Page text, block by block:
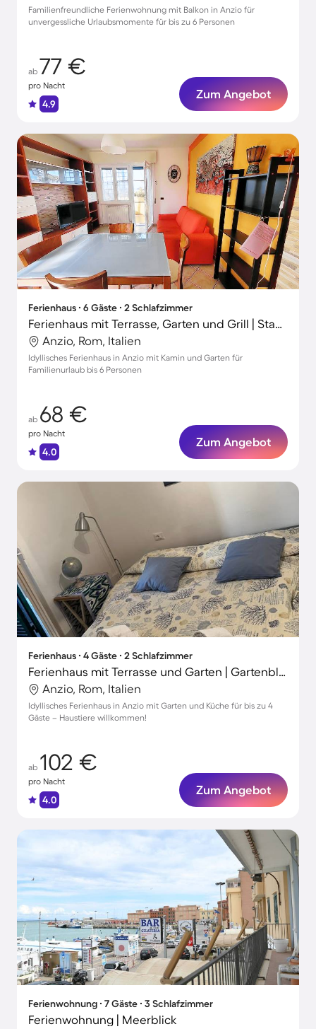
Familienfreundliche Ferienwohnung mit Balkon in Anzio für
unvergessliche Urlaubsmomente für bis zu 6 Personen
ab 77 €
pro Nacht
4.9
Zum Angebot
Ferienhaus ∙ 6 Gäste ∙ 2 Schlafzimmer
Ferienhaus mit Terrasse, Garten und Grill | Stadtblick
Anzio, Rom, Italien
Idyllisches Ferienhaus in Anzio mit Kamin und Garten für
Familienurlaub bis 6 Personen
ab 68 €
pro Nacht
4.0
Zum Angebot
Ferienhaus ∙ 4 Gäste ∙ 2 Schlafzimmer
Ferienhaus mit Terrasse und Garten | Gartenblick
Anzio, Rom, Italien
Idyllisches Ferienhaus in Anzio mit Garten und Küche für bis zu 4
Gäste – Haustiere willkommen!
ab 102 €
pro Nacht
4.0
Zum Angebot
Ferienwohnung ∙ 7 Gäste ∙ 3 Schlafzimmer
Ferienwohnung | Meerblick